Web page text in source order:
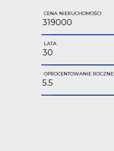
CENA NIERUCHOMOŚCI
LATA
OPROCENTOWANIE ROCZNE